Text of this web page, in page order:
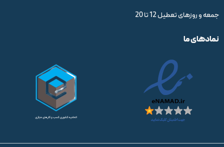
جمعه و روزهای تعطیل 12 تا 20
نمادهای ما